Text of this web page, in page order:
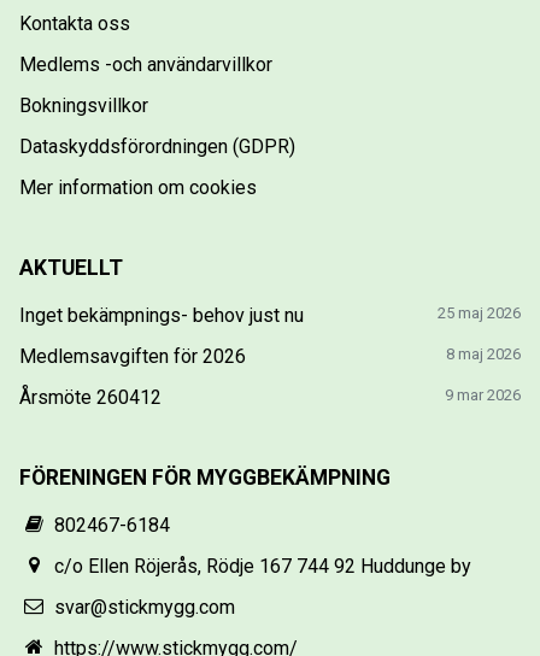
Kontakta oss
Medlems -och användarvillkor
Bokningsvillkor
Dataskyddsförordningen (GDPR)
Mer information om cookies
AKTUELLT
Inget bekämpnings- behov just nu 25 maj 2026
Medlemsavgiften för 2026 8 maj 2026
Årsmöte 260412 9 mar 2026
FÖRENINGEN FÖR MYGGBEKÄMPNING
802467-6184
c/o Ellen Röjerås, Rödje 167 744 92 Huddunge by
svar@stickmygg.com
https://www.stickmygg.com/